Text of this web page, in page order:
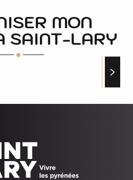
& RANDO
2 - ST LARY 1700
RANDO CANYON
- LAURENT RICHARD
MON
SAINT-LARY